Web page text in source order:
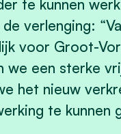
te kunnen
verlenging:
voor Groot-
we een sterke
het nieuw
te kunnen